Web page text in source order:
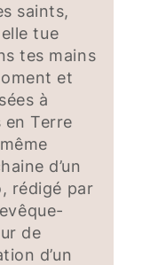
saints,
tue
tes mains
et
à
Terre
d’un
rédigé par
de
d’un